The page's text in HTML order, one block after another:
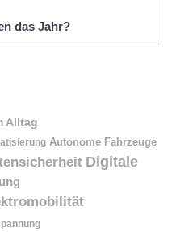
das Jahr?
Alltag
Autonome Fahrzeuge
Digitale